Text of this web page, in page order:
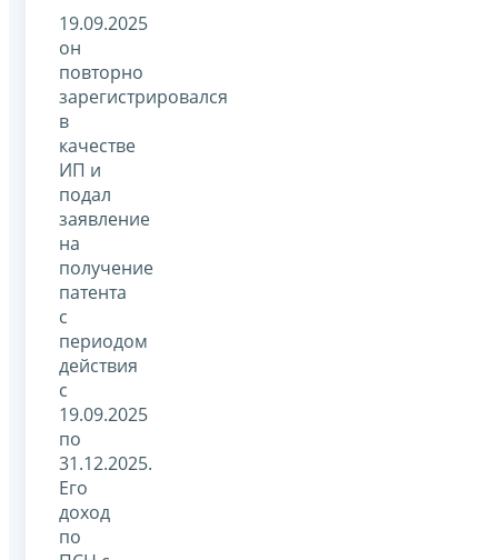
19.09.2025
он
повторно
зарегистрировался
в
качестве
ИП и
подал
заявление
на
получение
патента
с
периодом
действия
с
19.09.2025
по
31.12.2025.
Его
доход
по